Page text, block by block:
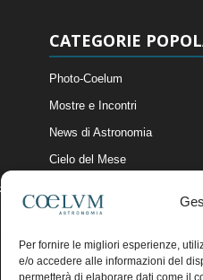
Per fornire le migliori esperienze,
e/o accedere alle informazioni del
permetterà di elaborare dati come il
CATEGORIE
Photo-Coelum
Mostre e Incontri
News di Astronomia
Cielo del Mese
Articoli e Risorse On-Line
Il Blog della Redazione